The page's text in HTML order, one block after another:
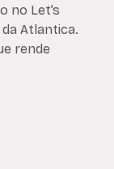
no Let’s
Atlantica.
rende